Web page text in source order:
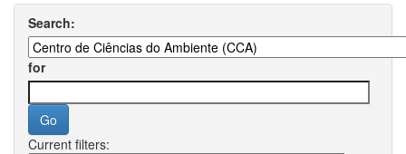
Search:
for
Current filters: